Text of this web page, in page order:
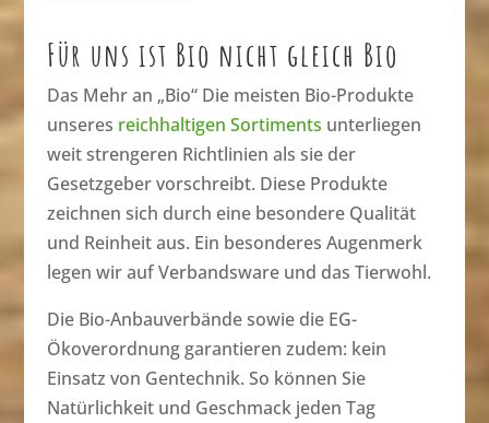
Für uns ist Bio nicht gleich Bio
Das Mehr an „Bio“ Die meisten Bio-Produkte
unseres reichhaltigen Sortiments unterliegen
weit strengeren Richtlinien als sie der
Gesetzgeber vorschreibt. Diese Produkte
zeichnen sich durch eine besondere Qualität
und Reinheit aus. Ein besonderes Augenmerk
legen wir auf Verbandsware und das Tierwohl.
Die Bio-Anbauverbände sowie die EG-
Ökoverordnung garantieren zudem: kein
Einsatz von Gentechnik. So können Sie
Natürlichkeit und Geschmack jeden Tag